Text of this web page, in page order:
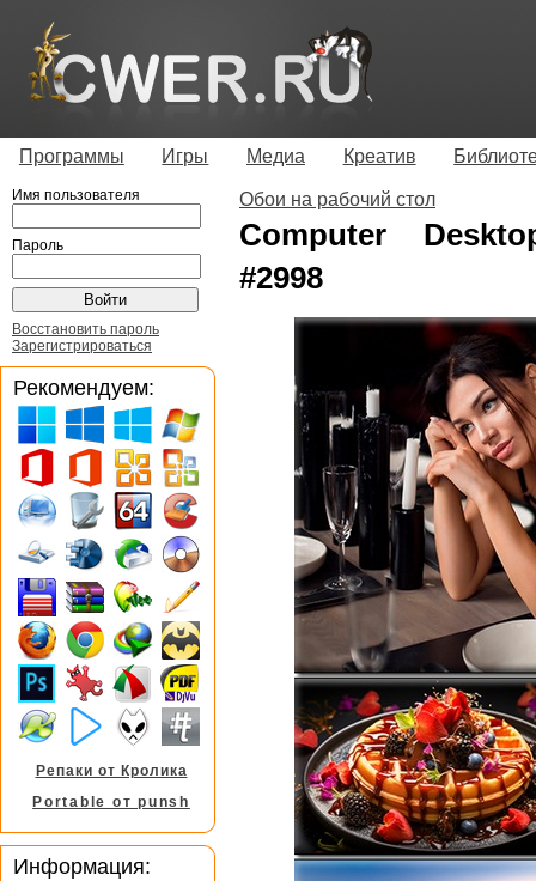
Программы Игры Медиа Креатив
Обои на рабочий стол
Computer
#2998
Имя пользователя
Пароль
Восстановить пароль
Зарегистрироваться
Рекомендуем:
Репаки от Кролика
Portable от punsh
Информация: